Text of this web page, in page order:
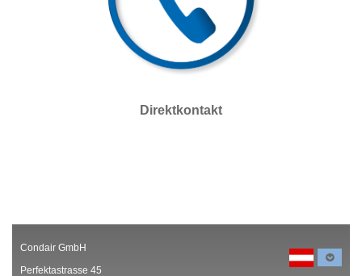
Direktkontakt
Condair GmbH
Perfektastrasse 45